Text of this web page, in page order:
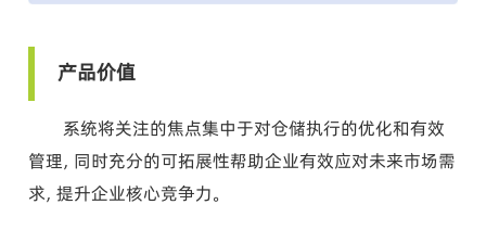
产品价值
系统将关注的焦点集中于对仓储执行的优化和有效
管理，同时充分的可拓展性帮助企业有效应对未来市场需
求，提升企业核心竞争力。